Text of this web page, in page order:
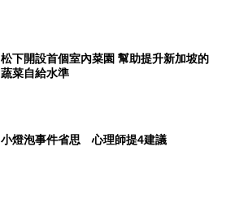
松下開設首個室內菜園 幫助提升新加坡的
蔬菜自給水準
小燈泡事件省思 心理師提4建議